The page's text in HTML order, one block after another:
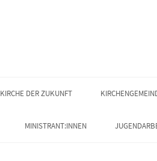
KIRCHE DER ZUKUNFT
MINISTRANT:INNEN